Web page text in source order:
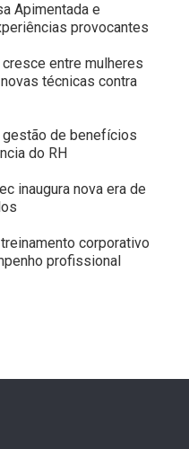
Apimentada e
provocantes
entre mulheres
técnicas contra
gestão de benefícios
do RH
inaugura nova era de
corporativo
profissional